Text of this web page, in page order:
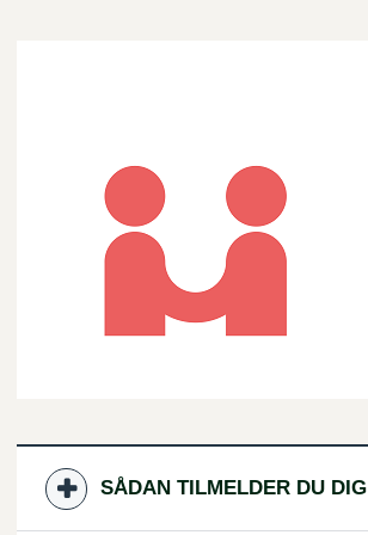
SÅDAN TILMELDER DU DIG